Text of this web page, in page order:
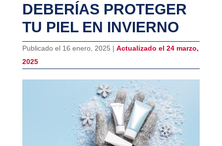
DEBERÍAS PROTEGER
TU PIEL EN INVIERNO
Publicado el 16 enero, 2025 | Actualizado el 24 marzo,
2025